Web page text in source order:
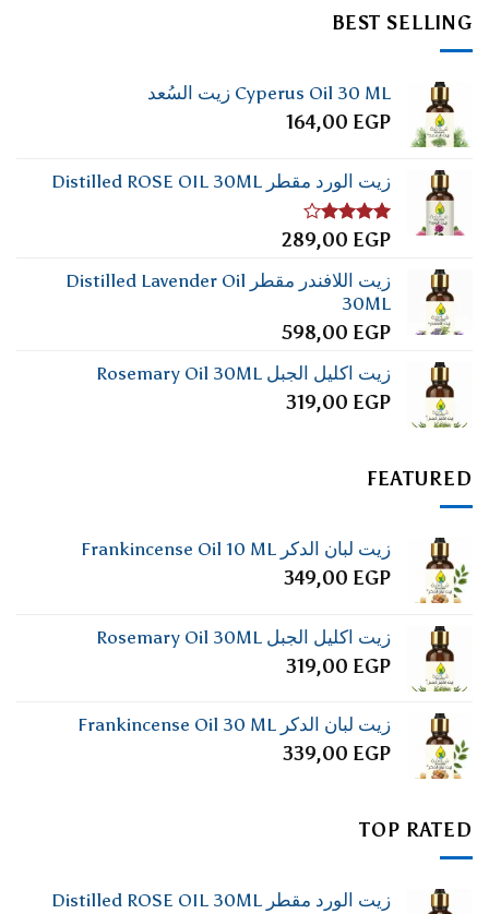
BEST SELLING
Cyperus Oil 30 ML زيت السُعد
164,00 EGP
زيت الورد مقطر Distilled ROSE OIL 30ML
تم
من
5
289,00 EGP
زيت اللافندر مقطر Distilled Lavender Oil
30ML
598,00 EGP
زيت اكليل الجبل Rosemary Oil 30ML
319,00 EGP
FEATURED
زيت لبان الدكر Frankincense Oil 10 ML
349,00 EGP
زيت اكليل الجبل Rosemary Oil 30ML
319,00 EGP
زيت لبان الدكر Frankincense Oil 30 ML
339,00 EGP
TOP RATED
زيت الورد مقطر Distilled ROSE OIL 30ML